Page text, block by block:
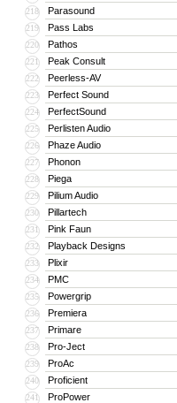
218 Parasound
219 Pass Labs
220 Pathos
221 Peak Consult
222 Peerless-AV
223 Perfect Sound
224 PerfectSound
225 Perlisten Audio
226 Phaze Audio
227 Phonon
228 Piega
229 Pilium Audio
230 Pillartech
231 Pink Faun
232 Playback Designs
233 Plixir
234 PMC
235 Powergrip
236 Premiera
237 Primare
238 Pro-Ject
239 ProAc
240 Proficient
241 ProPower